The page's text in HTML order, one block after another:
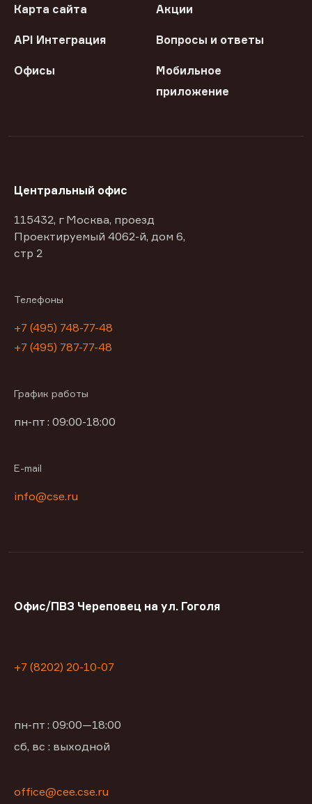
Карта сайта Акции
API Интеграция Вопросы и ответы
Офисы
Мобильное
приложение
Центральный офис
115432, г Москва, проезд
Проектируемый 4062-й, дом 6,
стр 2
Телефоны
+7 (495) 748-77-48
+7 (495) 787-77-48
График работы
пн-пт : 09:00-18:00
E-mail
info@cse.ru
Офис/ПВЗ Череповец на ул. Гоголя
+7 (8202) 20-10-07
пн-пт : 09:00—18:00
сб, вс : выходной
office@сее.cse.ru